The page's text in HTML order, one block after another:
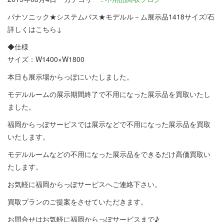
パナソニック★システムバス★モデルル－ム展示品1418サイズ/石
詳しくはこちら↓
◆仕様
サイズ：W1400×W1800
本日も展示場からっぽにいたしました。
モデルルームの展示期間終了で不用になった展示品を買取いたし
ました。
福岡からっぽサービスでは展示などで不用になった展示品を買取
いたします。
モデルルームなどの不用になった展示品をできるだけ高価買取い
たします。
お気軽に福岡からっぽサービスへご連絡下さい。
買取プランのご提案をさせていただきます。
お問合せはお気軽に福岡からっぽサービスまで♪